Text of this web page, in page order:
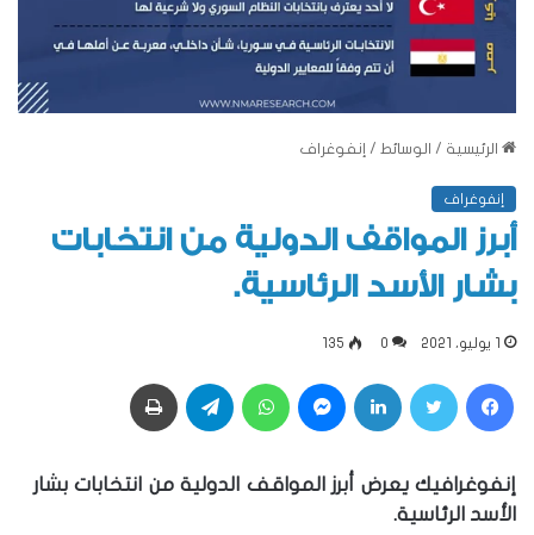
الرئيسية / الوسائط / إنفوغراف
إنفوغراف
أبرز المواقف الدولية من انتخابات
بشار الأسد الرئاسية.
0
135
فيسبوك تويتر لينكدإن ماسنجر واتساب تيلقرام
إنفوغرافيك يعرض أبرز المواقف الدولية من انتخابات بشار
الأسد الرئاسية.